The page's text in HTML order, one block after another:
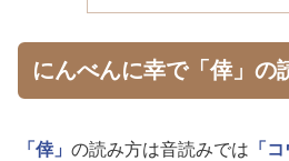
にんべんに幸で「倖」の
「倖」 の読み方は音読みでは 「コ